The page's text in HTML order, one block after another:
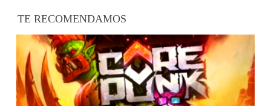
TE RECOMENDAMOS